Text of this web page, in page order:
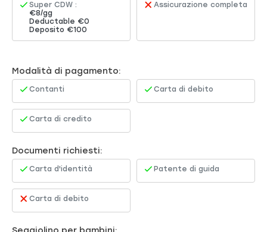
Super CDW :
€8/gg
Deductable €0
Deposito €100
Assicurazione completa
Modalità di pagamento:
Contanti Carta di debito
Carta di credito
Documenti richiesti:
Carta d'identità Patente di guida
Carta di debito